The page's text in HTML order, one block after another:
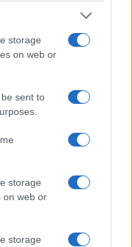
storage
on web or
sent to
storage
on web or
storage